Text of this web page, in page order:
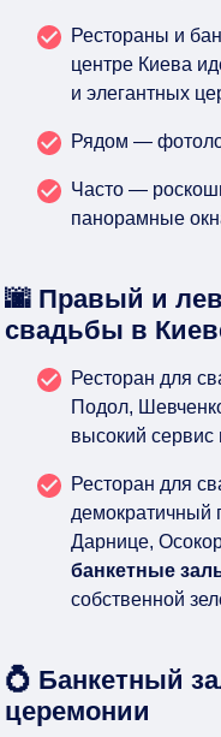
Рестораны и
центре Киева
и элегантных
Рядом —
Часто —
панорамные
🌆 Правый и
свадьбы в
Ресторан для
Подол,
высокий
Ресторан для
демократичный
Дарнице,
банкетные
собственной
💍 Банкетный
церемонии